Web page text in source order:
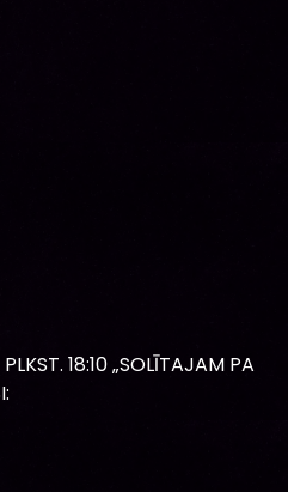
18:10 „SOLĪTAJAM PA